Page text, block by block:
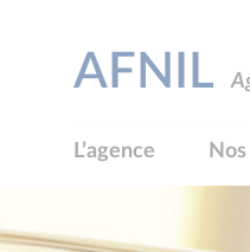
AFNIL
L’agence